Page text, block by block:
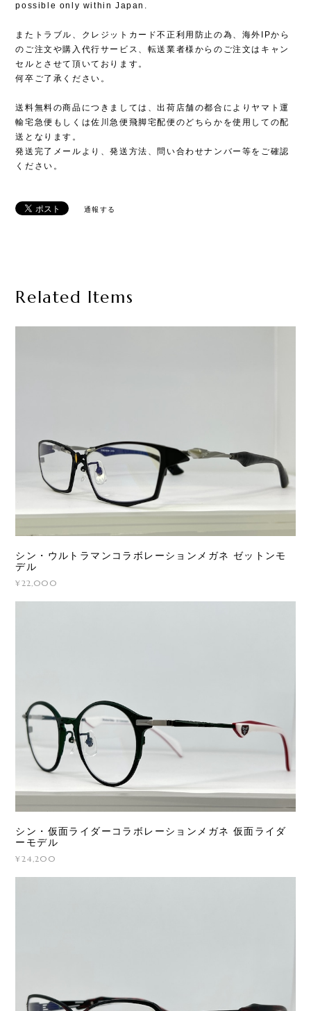
possible only within Japan.
またトラブル、クレジットカード不正利用防止の為、海外IPから
のご注文や購入代行サービス、転送業者様からのご注文はキャン
セルとさせて頂いております。
何卒ご了承ください。
送料無料の商品につきましては、出荷店舗の都合によりヤマト運
輸宅急便もしくは佐川急便飛脚宅配便のどちらかを使用しての配
送となります。
発送完了メールより、発送方法、問い合わせナンバー等をご確認
ください。
通報する
Related Items
シン・ウルトラマンコラボレーションメガネ ゼットンモ
デル
¥22,000
シン・仮面ライダーコラボレーションメガネ 仮面ライダ
ーモデル
¥24,200